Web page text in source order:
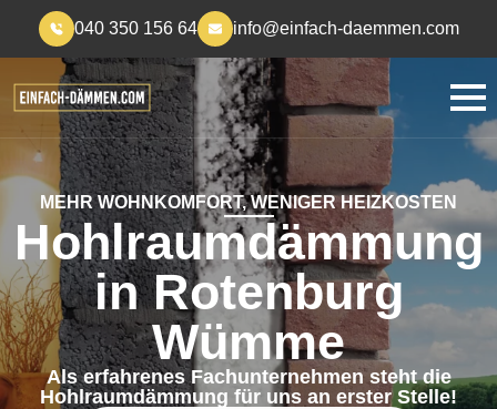
040 350 156 64 info@einfach-daemmen.com
MEHR WOHNKOMFORT, WENIGER HEIZKOSTEN
Hohlraumdämmung
in Rotenburg
Wümme
Als erfahrenes Fachunternehmen steht die
Hohlraumdämmung für uns an erster Stelle!